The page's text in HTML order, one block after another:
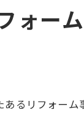
ォー
るリフォーム